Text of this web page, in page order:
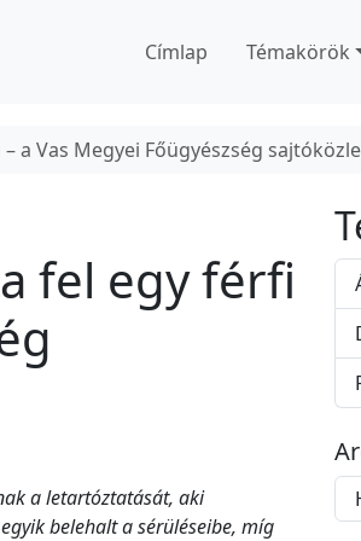
Címlap Témakörök
Vas Megyei Főügyészség
fel egy férfi
a letartóztatását, aki
belehalt a sérüléseibe, míg
r